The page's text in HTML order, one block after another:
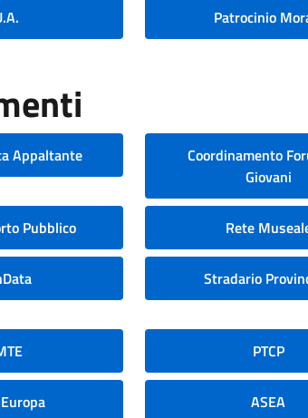
Patrocinio
Appaltante
Coordinamento
Giovani
Pubblico Rete
Stradario
PTCP
ASEA